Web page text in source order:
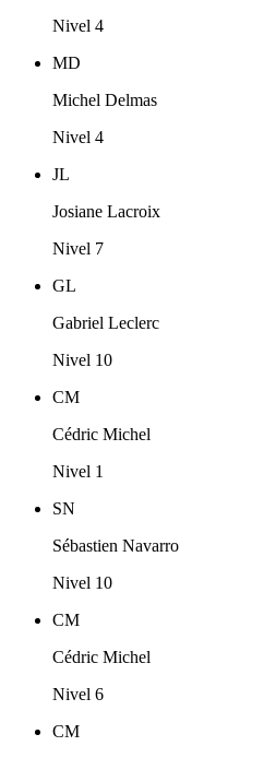
Nivel 4
MD
Michel Delmas
Nivel 4
JL
Josiane Lacroix
Nivel 7
GL
Gabriel Leclerc
Nivel 10
CM
Cédric Michel
Nivel 1
SN
Sébastien Navarro
Nivel 10
CM
Cédric Michel
Nivel 6
CM